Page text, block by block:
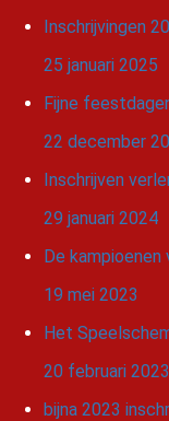
Inschrijvingen
25 januari 2025
Fijne
22 december
Inschrijven
29 januari 2024
De kampioenen
19 mei 2023
Het
20 februari 2023
bijna 2023